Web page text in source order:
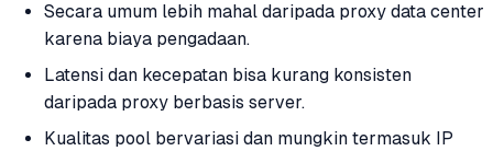
Secara umum lebih mahal daripada proxy data center
karena biaya pengadaan.
Latensi dan kecepatan bisa kurang konsisten
daripada proxy berbasis server.
Kualitas pool bervariasi dan mungkin termasuk IP